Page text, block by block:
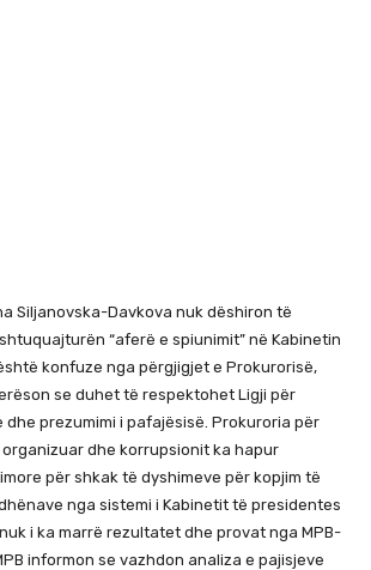
Siljanovska-Davkova nuk dëshiron të
“aferë e spiunimit” në Kabinetin
konfuze nga përgjigjet e Prokurorisë,
se duhet të respektohet Ligji për
dhe prezumimi i pafajësisë. Prokuroria për
dhe korrupsionit ka hapur
për shkak të dyshimeve për kopjim të
nga sistemi i Kabinetit të presidentes
i ka marrë rezultatet dhe provat nga MPB-
informon se vazhdon analiza e pajisjeve